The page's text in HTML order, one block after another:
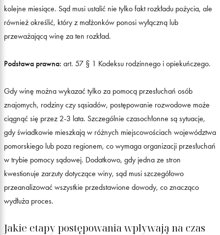
kolejne miesiące. Sąd musi ustalić nie tylko fakt rozkładu pożycia, ale
również określić, który z małżonków ponosi wyłączną lub
przeważającą winę za ten rozkład.
Podstawa prawna: art. 57 § 1 Kodeksu rodzinnego i opiekuńczego.
Gdy winę można wykazać tylko za pomocą przesłuchań osób
znajomych, rodziny czy sąsiadów, postępowanie rozwodowe może
ciągnąć się przez 2-3 lata. Szczególnie czasochłonne są sytuacje,
gdy świadkowie mieszkają w różnych miejscowościach województwa
pomorskiego lub poza regionem, co wymaga organizacji przesłuchań
w trybie pomocy sądowej. Dodatkowo, gdy jedna ze stron
kwestionuje zarzuty dotyczące winy, sąd musi szczegółowo
przeanalizować wszystkie przedstawione dowody, co znacząco
wydłuża proces.
Jakie etapy postępowania wpływają na czas